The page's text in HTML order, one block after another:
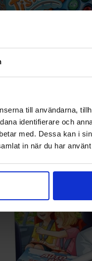
till användarna,
identifierare och
med. Dessa kan i
in när du har
SEK